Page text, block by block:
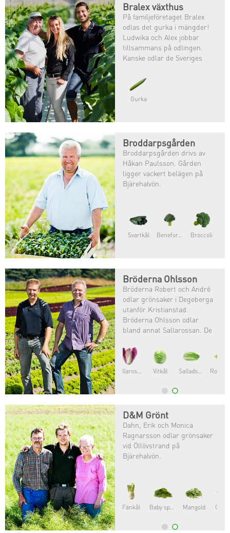
Bralex växthus
På familjeföretaget Bralex
odlas det gurka i mängder!
Ludwika och Alex jobbar
tillsammans på odlingen.
Kanske odlar de Sveriges
Gurka
Broddarpsgården
Broddarpsgården drivs av
Håkan Paulsson. Gården
ligger vackert belägen på
Bjärehalvön.
Svartkål Beneforte® Broccoli
Bröderna Ohlsson
Bröderna Robert och André
odlar grönsaker i Degeberga
utanför Kristianstad.
Bröderna Ohlsson odlar
bland annat Sallarossan. De
sig på en provodling av
Sallarossan och nu odlas den
i större skala.
Krispsallat Isbergsallat
D&M Grönt
Dahn, Erik och Monica
Ragnarsson odlar grönsaker
vid Öllövstrand på
Bjärehalvön.
Grönkål